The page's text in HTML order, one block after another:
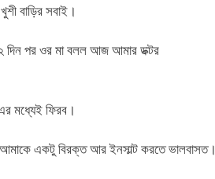
বাড়ির সবাই।
২ দিন পর ওর মা বলল আজ আমার ডক্টর
মধ্যেই ফিরব।
আমাকে একটু বিরক্ত আর ইনসাল্ট করতে ভালবাসত।